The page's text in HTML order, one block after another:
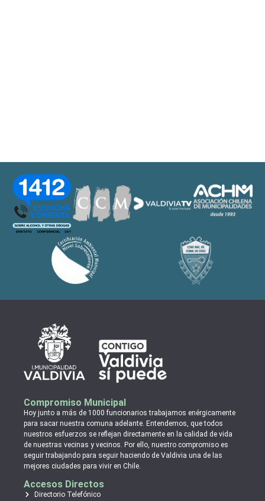
Compromiso Municipal
Hoy junto a más de 1000 funcionarios trabajamos enérgicamente
para sacar nuestra comuna adelante. Entendemos, que todos
nuestros esfuerzos se reflejan directamente en la calidad de vida
de nuestras vecinas y vecinos. Por ello, nuestro compromiso es
seguir trabajando para seguir haciendo de Valdivia una de las
mejores ciudades para vivir en Chile.
Accesos Directos
Directorio Telefónico